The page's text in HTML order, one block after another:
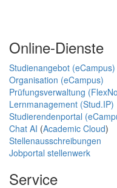
Online-Dienste
Studienangebot (eCampus)
Organisation (eCampus)
Prüfungsverwaltung
Lernmanagement (Stud.IP)
Studierendenportal
Chat AI (Academic Cloud)
Stellenausschreibungen
Jobportal stellenwerk
Service